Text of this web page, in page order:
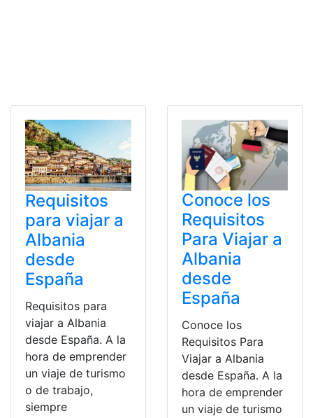
Requisitos
para viajar a
Albania
desde
España
Requisitos para
viajar a Albania
desde España. A la
hora de emprender
un viaje de turismo
o de trabajo,
siempre
Conoce los
Requisitos
Para Viajar a
Albania
desde
España
Conoce los
Requisitos Para
Viajar a Albania
desde España. A la
hora de emprender
un viaje de turismo